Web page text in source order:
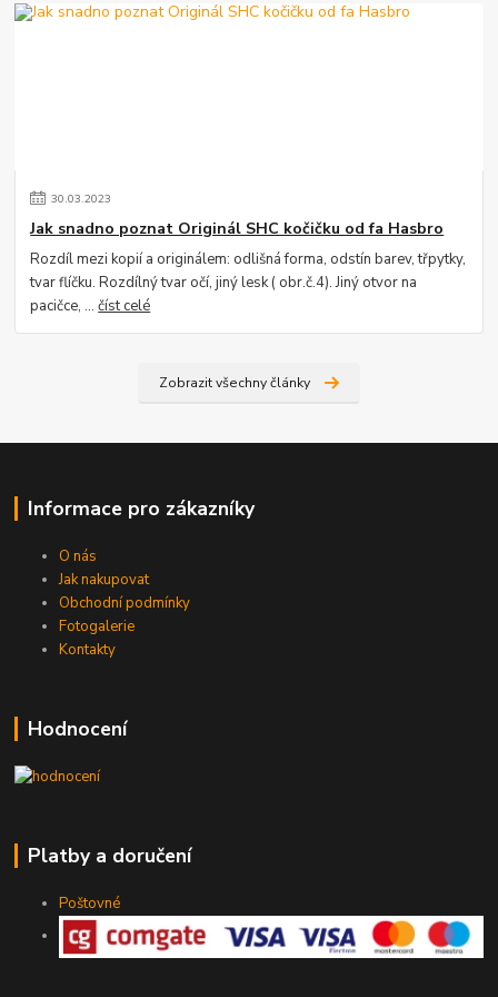
30.03.2023
Jak snadno poznat Originál SHC kočičku od fa Hasbro
Rozdíl mezi kopií a originálem: odlišná forma, odstín barev, třpytky,
tvar flíčku. Rozdílný tvar očí, jiný lesk ( obr.č.4). Jiný otvor na
pacičce, ...číst celé
Zobrazit všechny články
Informace pro zákazníky
O nás
Jak nakupovat
Obchodní podmínky
Fotogalerie
Kontakty
Hodnocení
Platby a doručení
Poštovné